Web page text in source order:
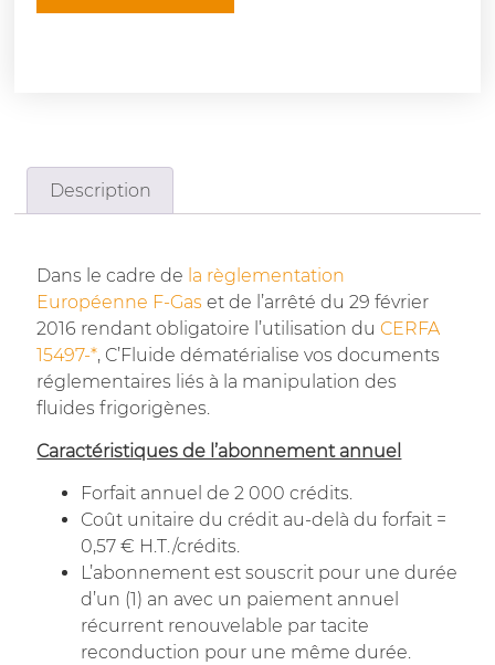
Description
Dans le cadre de la règlementation
Européenne F-Gas et de l’arrêté du 29 février
2016 rendant obligatoire l’utilisation du CERFA
15497-*, C’Fluide dématérialise vos documents
réglementaires liés à la manipulation des
fluides frigorigènes.
Caractéristiques de l’abonnement annuel
Forfait annuel de 2 000 crédits.
Coût unitaire du crédit au-delà du forfait =
0,57 € H.T./crédits.
L’abonnement est souscrit pour une durée
d’un (1) an avec un paiement annuel
récurrent renouvelable par tacite
reconduction pour une même durée.